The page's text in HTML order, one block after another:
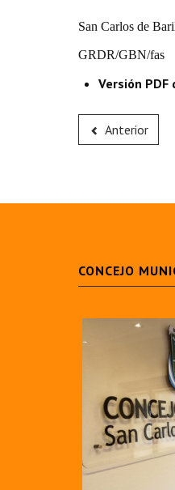
San Carlos de
GRDR/GBN/fas
Versión PDF
Anterior
CONCEJO